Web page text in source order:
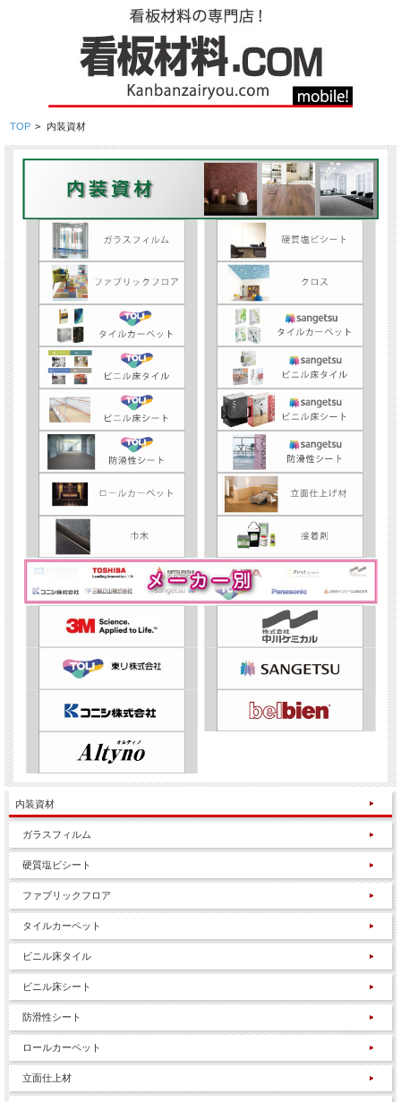
TOP > 内装資材
内装資材
ガラスフィルム
硬質塩ビシート
ファブリックフロア
タイルカーペット
ビニル床タイル
ビニル床シート
防滑性シート
ロールカーペット
立面仕上材